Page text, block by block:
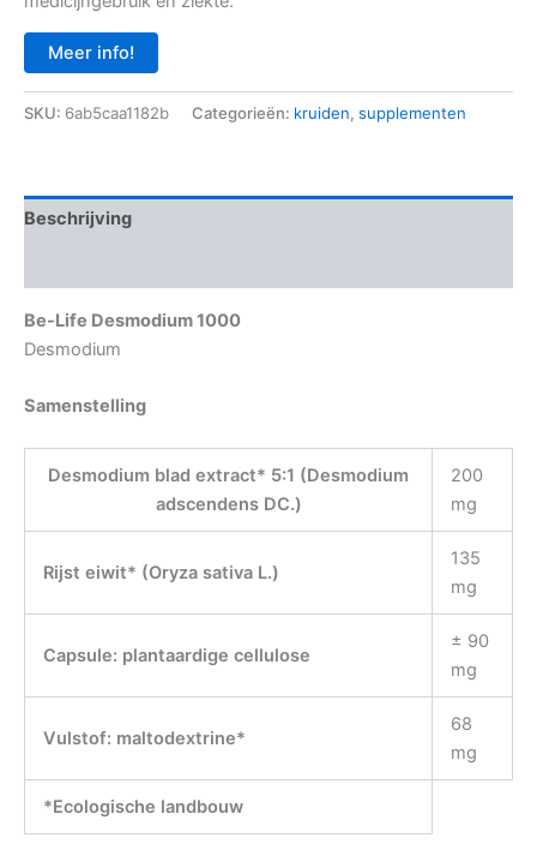
Meer info!
SKU: 6ab5caa1182b Categorieën: kruiden, supplementen
Beschrijving
Be-Life Desmodium 1000
Desmodium
Samenstelling
Desmodium blad extract* 5:1 (Desmodium
adscendens DC.)
200
mg
Rijst eiwit* (Oryza sativa L.)
135
mg
Capsule: plantaardige cellulose
± 90
mg
Vulstof: maltodextrine*
68
mg
*Ecologische landbouw